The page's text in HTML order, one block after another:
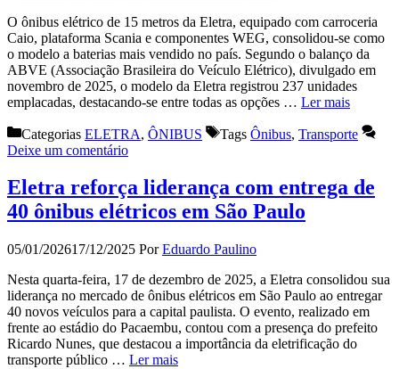
O ônibus elétrico de 15 metros da Eletra, equipado com carroceria
Caio, plataforma Scania e componentes WEG, consolidou-se como
o modelo a baterias mais vendido no país. Segundo o balanço da
ABVE (Associação Brasileira do Veículo Elétrico), divulgado em
novembro de 2025, o modelo da Eletra registrou 237 unidades
emplacadas, destacando-se entre todas as opções … Ler mais
Categorias ELETRA, ÔNIBUS Tags Ônibus, Transporte
Deixe um comentário
Eletra reforça liderança com entrega de
40 ônibus elétricos em São Paulo
05/01/202617/12/2025 PorEduardo Paulino
Nesta quarta-feira, 17 de dezembro de 2025, a Eletra consolidou sua
liderança no mercado de ônibus elétricos em São Paulo ao entregar
40 novos veículos para a capital paulista. O evento, realizado em
frente ao estádio do Pacaembu, contou com a presença do prefeito
Ricardo Nunes, que destacou a importância da eletrificação do
transporte público … Ler mais